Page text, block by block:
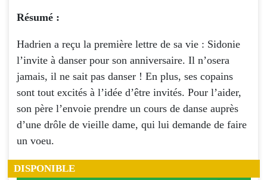
Résumé :
Hadrien a reçu la première lettre de sa vie : Sidonie
l’invite à danser pour son anniversaire. Il n’osera
jamais, il ne sait pas danser ! En plus, ses copains
sont tout excités à l’idée d’être invités. Pour l’aider,
son père l’envoie prendre un cours de danse auprès
d’une drôle de vieille dame, qui lui demande de faire
un voeu.
DISPONIBLE